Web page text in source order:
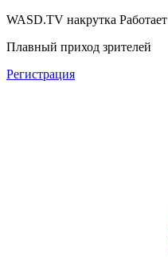
WASD.TV накрутка Работает
Плавный приход зрителей
Регистрация